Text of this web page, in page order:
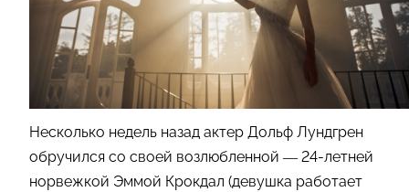
Несколько недель назад актер Дольф Лундгрен
обручился со своей возлюбленной — 24-летней
норвежкой Эммой Крокдал (девушка работает